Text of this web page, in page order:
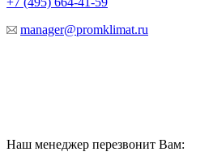
manager@promklimat.ru
Наш менеджер перезвонит Вам: